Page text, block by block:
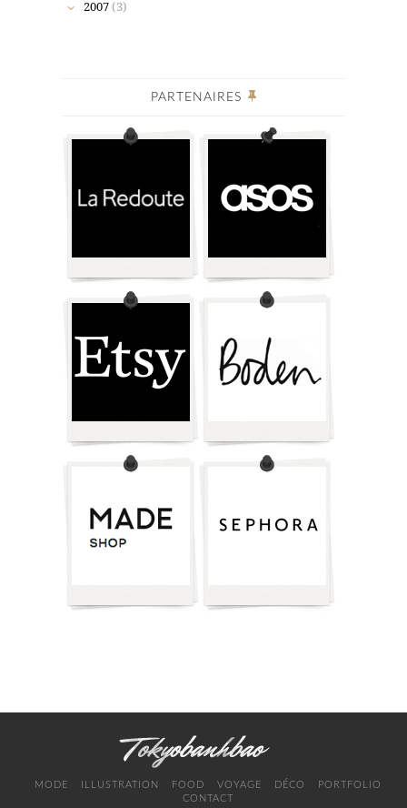
2007 (3)
PARTENAIRES
MODE ILLUSTRATION FOOD VOYAGE DÉCO
PORTFOLIO
CONTACT